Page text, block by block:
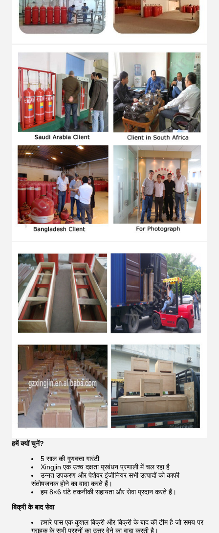
हमें क्यों चुनें?
5 साल की गुणवत्ता गारंटी
Xingjin एक उच्च दक्षता प्रबंधन प्रणाली में चल रहा है
उन्नत उपकरण और पेशेवर इंजीनियर सभी उत्पादों को काफी
संतोषजनक होने का वादा करते हैं।
हम 8×6 घंटे तकनीकी सहायता और सेवा प्रदान करते हैं।
बिक्री के बाद सेवा
हमारे पास एक कुशल बिक्री और बिक्री के बाद की टीम है जो समय पर
ग्राहक के सभी प्रश्नों का उत्तर देने का वादा करती है।